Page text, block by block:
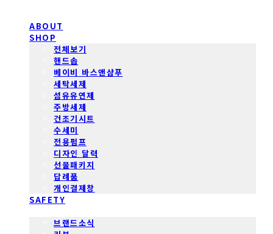
ABOUT
SHOP
전체보기
핸드솝
베이비 바스앤샴푸
세탁세제
섬유유연제
주방세제
건조기시트
수세미
전용펌프
디자인 달력
선물패키지
답례품
개인결제창
SAFETY
브랜드소식